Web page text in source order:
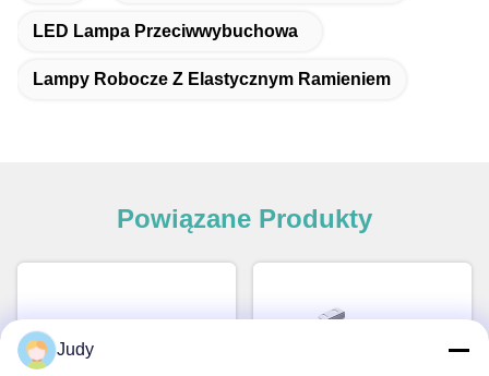
LED Lampa Przeciwwybuchowa
Lampy Robocze Z Elastycznym Ramieniem
Powiązane Produkty
Judy